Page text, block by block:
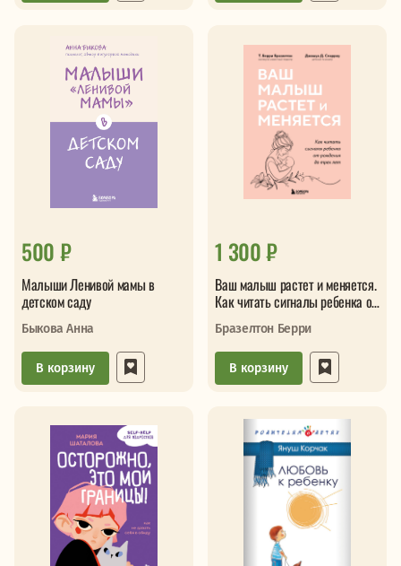
500 ₽
Малыши Ленивой мамы в
детском саду
Быкова Анна
В корзину
1 300 ₽
Ваш малыш растет и меняется.
Как читать сигналы ребенка от
Бразелтон Берри
В корзину